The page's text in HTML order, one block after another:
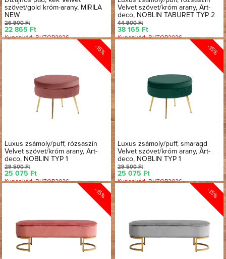
szövet/gold króm-arany, MIRILA
NEW
26 900 Ft
22 865 Ft
Kuponkód: BUTOR2026
Velvet szövet/króm arany, Art-
deco, NOBLIN TABURET TYP 2
44 900 Ft
38 165 Ft
Kuponkód: BUTOR2026
-15%
Luxus zsámoly/puff, rózsaszín
Velvet szövet/króm arany, Art-
deco, NOBLIN TYP 1
29 500 Ft
25 075 Ft
Kuponkód: BUTOR2026
-15%
Luxus zsámoly/puff, smaragd
Velvet szövet/króm arany, Art-
deco, NOBLIN TYP 1
29 500 Ft
25 075 Ft
Kuponkód: BUTOR2026
-15% -15%